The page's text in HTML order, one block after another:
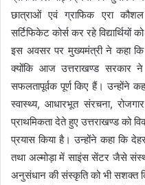
छात्राओं एवं ग्राफिक एरा
सर्टिफिकेट कोर्स कर रहे विद्यार्थियों
इस अवसर पर मुख्यमंत्री ने कहा
क्योंकि आज उत्तराखण्ड सरकार
सफलतापूर्वक पूर्ण किए हैं। उन्होंने
स्वास्थ्य, आधारभूत संरचना,
प्राथमिकता देते हुए उत्तराखण्ड को
प्रयास किया है। उन्होंने कहा कि
तथा अल्मोड़ा में साइंस सेंटर जैसे
अनुसंधान की संस्कृति को भी सशक्त